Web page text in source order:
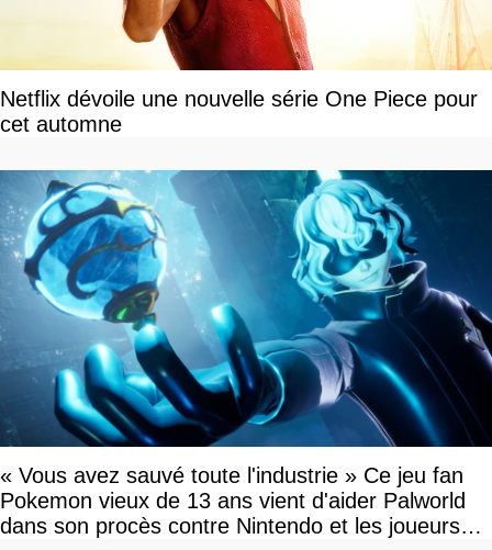
Netflix dévoile une nouvelle série One Piece pour
cet automne
« Vous avez sauvé toute l'industrie » Ce jeu fan
Pokemon vieux de 13 ans vient d'aider Palworld
dans son procès contre Nintendo et les joueurs